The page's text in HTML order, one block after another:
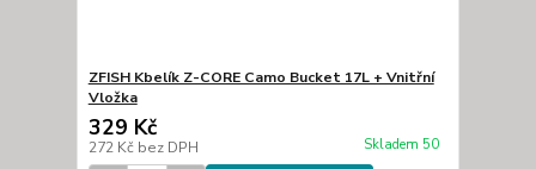
ZFISH Kbelík Z-CORE Camo Bucket 17L + Vnitřní
Vložka
329 Kč
272 Kč bez DPH Skladem 50